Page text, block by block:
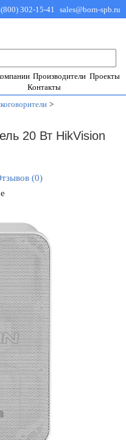
302-15-41 sales@born-spb.ru
Производители Проекты
Контакты
>
20 Вт HikVision
(0)